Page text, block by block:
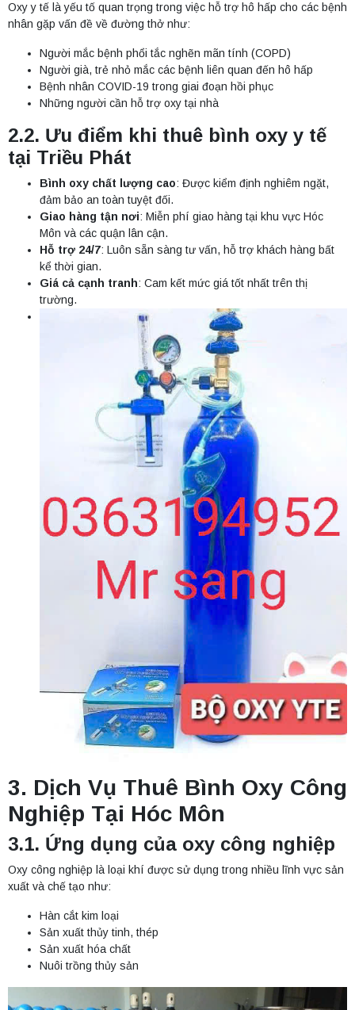
Oxy y tế là yếu tố quan trọng trong việc hỗ trợ hô hấp cho các bệnh
nhân gặp vấn đề về đường thở như:
Người mắc bệnh phổi tắc nghẽn mãn tính (COPD)
Người già, trẻ nhỏ mắc các bệnh liên quan đến hô hấp
Bệnh nhân COVID-19 trong giai đoạn hồi phục
Những người cần hỗ trợ oxy tại nhà
2.2. Ưu điểm khi thuê bình oxy y tế
tại Triều Phát
Bình oxy chất lượng cao: Được kiểm định nghiêm ngặt,
đảm bảo an toàn tuyệt đối.
Giao hàng tận nơi: Miễn phí giao hàng tại khu vực Hóc
Môn và các quận lân cận.
Hỗ trợ 24/7: Luôn sẵn sàng tư vấn, hỗ trợ khách hàng bất
kể thời gian.
Giá cả cạnh tranh: Cam kết mức giá tốt nhất trên thị
trường.
3. Dịch Vụ Thuê Bình Oxy Công
Nghiệp Tại Hóc Môn
3.1. Ứng dụng của oxy công nghiệp
Oxy công nghiệp là loại khí được sử dụng trong nhiều lĩnh vực sản
xuất và chế tạo như:
Hàn cắt kim loại
Sản xuất thủy tinh, thép
Sản xuất hóa chất
Nuôi trồng thủy sản